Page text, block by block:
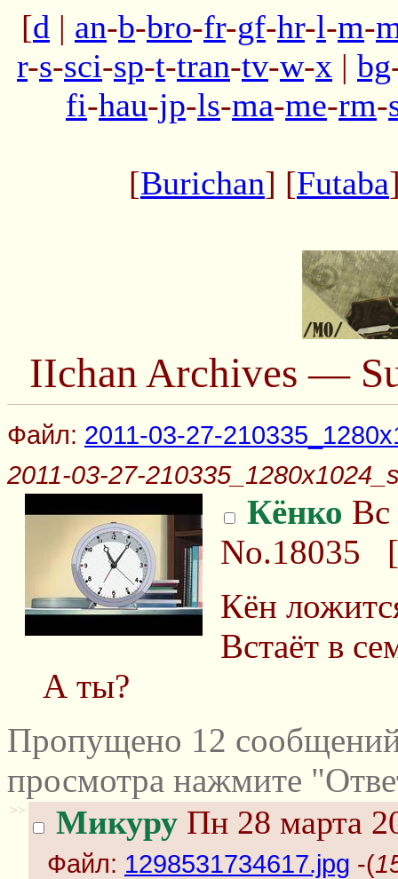
[d | an-b-bro-fr-gf-hr-l-m-
r-s-sci-sp-t-tran-tv-w-x | bg
fi-hau-jp-ls-ma-me-rm-
[Burichan] [Futaba
IIchan Archives —
Файл: 2011-03-27-
2011-03-27-
Кёнко Вс
No.18035 [
Кён
Встаёт в
А ты?
Пропущено 12
просмотра нажмите
>> Микуру Пн 28 марта
Файл: 1298531734617.jpg -(